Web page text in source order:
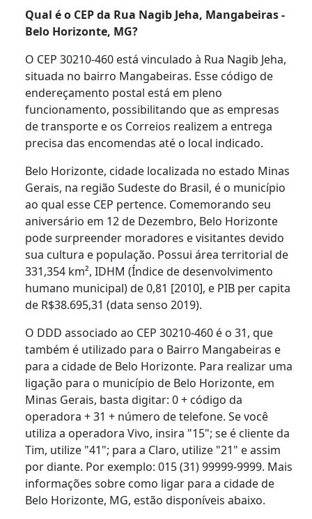
Qual é o CEP da Rua Nagib Jeha, Mangabeiras -
Belo Horizonte, MG?
O CEP 30210-460 está vinculado à Rua Nagib Jeha,
situada no bairro Mangabeiras. Esse código de
endereçamento postal está em pleno
funcionamento, possibilitando que as empresas
de transporte e os Correios realizem a entrega
precisa das encomendas até o local indicado.
Belo Horizonte, cidade localizada no estado Minas
Gerais, na região Sudeste do Brasil, é o município
ao qual esse CEP pertence. Comemorando seu
aniversário em 12 de Dezembro, Belo Horizonte
pode surpreender moradores e visitantes devido
sua cultura e população. Possui área territorial de
331,354 km², IDHM (Índice de desenvolvimento
humano municipal) de 0,81 [2010], e PIB per capita
de R$38.695,31 (data senso 2019).
O DDD associado ao CEP 30210-460 é o 31, que
também é utilizado para o Bairro Mangabeiras e
para a cidade de Belo Horizonte. Para realizar uma
ligação para o município de Belo Horizonte, em
Minas Gerais, basta digitar: 0 + código da
operadora + 31 + número de telefone. Se você
utiliza a operadora Vivo, insira "15"; se é cliente da
Tim, utilize "41"; para a Claro, utilize "21" e assim
por diante. Por exemplo: 015 (31) 99999-9999. Mais
informações sobre como ligar para a cidade de
Belo Horizonte, MG, estão disponíveis abaixo.